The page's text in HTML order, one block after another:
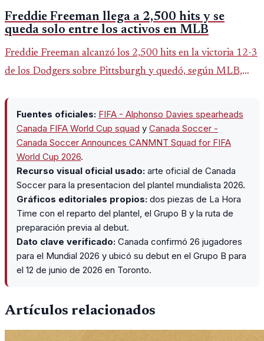
Freddie Freeman llega a 2,500 hits y se
queda solo entre los activos en MLB
Freddie Freeman alcanzó los 2,500 hits en la victoria 12-3
de los Dodgers sobre Pittsburgh y quedó, según MLB,
Fuentes oficiales: FIFA - Alphonso Davies spearheads
Canada FIFA World Cup squad y Canada Soccer -
Canada Soccer Announces CANMNT Squad for FIFA
World Cup 2026.
Recurso visual oficial usado: arte oficial de Canada
Soccer para la presentacion del plantel mundialista 2026.
Gráficos editoriales propios: dos piezas de La Hora
Time con el reparto del plantel, el Grupo B y la ruta de
preparación previa al debut.
Dato clave verificado: Canada confirmó 26 jugadores
para el Mundial 2026 y ubicó su debut en el Grupo B para
el 12 de junio de 2026 en Toronto.
Artículos relacionados